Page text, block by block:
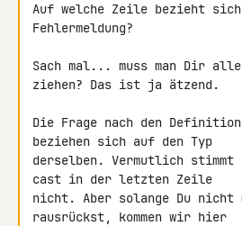
Auf welche Zeile bezieht
Fehlermeldung?
Sach mal... muss man Dir
ziehen? Das ist ja ätzend.
Die Frage nach den
beziehen sich auf den Typ
derselben. Vermutlich
cast in der letzten Zeile
nicht. Aber solange Du nicht
rausrückst, kommen wir hier